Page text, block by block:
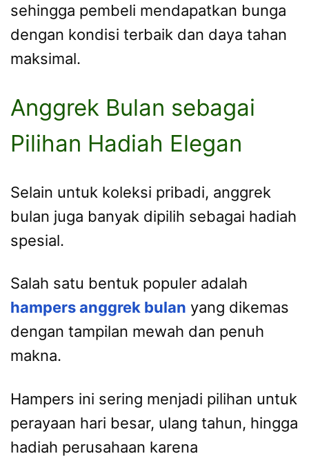
sehingga pembeli mendapatkan bunga
dengan kondisi terbaik dan daya tahan
maksimal.
Anggrek Bulan sebagai
Pilihan Hadiah Elegan
Selain untuk koleksi pribadi, anggrek
bulan juga banyak dipilih sebagai hadiah
spesial.
Salah satu bentuk populer adalah
hampers anggrek bulan yang dikemas
dengan tampilan mewah dan penuh
makna.
Hampers ini sering menjadi pilihan untuk
perayaan hari besar, ulang tahun, hingga
hadiah perusahaan karena